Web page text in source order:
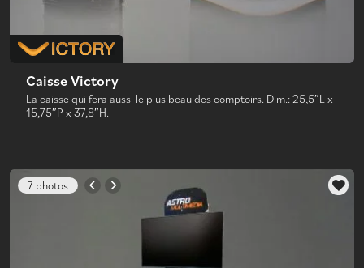
Caisse Victory
La caisse qui fera aussi le plus beau des comptoirs. Dim.: 25,5″L x
15,75″P x 37,8″H.
7 photos